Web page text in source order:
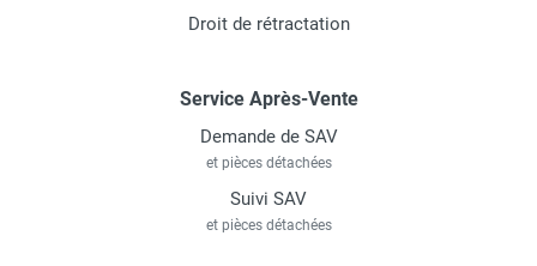
Droit de rétractation
Service Après-Vente
Demande de SAV
et pièces détachées
Suivi SAV
et pièces détachées